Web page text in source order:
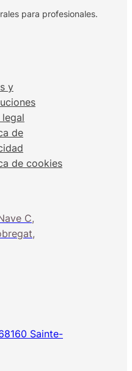
para profesionales.
y
legal
de
de cookies
C,
Sainte-